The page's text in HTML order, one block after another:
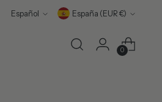
idioma
Español moneda España (EUR €)
0